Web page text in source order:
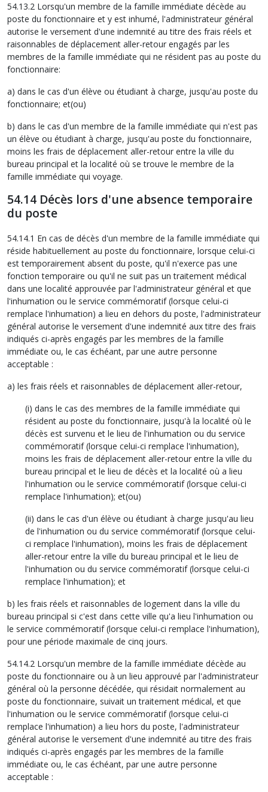
54.13.2 Lorsqu'un membre de la famille immédiate décède au
poste du fonctionnaire et y est inhumé, l'administrateur général
autorise le versement d'une indemnité au titre des frais réels et
raisonnables de déplacement aller-retour engagés par les
membres de la famille immédiate qui ne résident pas au poste du
fonctionnaire:
a) dans le cas d'un élève ou étudiant à charge, jusqu'au poste du
fonctionnaire; et(ou)
b) dans le cas d'un membre de la famille immédiate qui n'est pas
un élève ou étudiant à charge, jusqu'au poste du fonctionnaire,
moins les frais de déplacement aller-retour entre la ville du
bureau principal et la localité où se trouve le membre de la
famille immédiate qui voyage.
54.14 Décès lors d'une absence temporaire
du poste
54.14.1 En cas de décès d'un membre de la famille immédiate qui
réside habituellement au poste du fonctionnaire, lorsque celui-ci
est temporairement absent du poste, qu'il n'exerce pas une
fonction temporaire ou qu'il ne suit pas un traitement médical
dans une localité approuvée par l'administrateur général et que
l'inhumation ou le service commémoratif (lorsque celui-ci
remplace l'inhumation) a lieu en dehors du poste, l'administrateur
général autorise le versement d'une indemnité aux titre des frais
indiqués ci-après engagés par les membres de la famille
immédiate ou, le cas échéant, par une autre personne
acceptable :
a) les frais réels et raisonnables de déplacement aller-retour,
(i) dans le cas des membres de la famille immédiate qui
résident au poste du fonctionnaire, jusqu'à la localité où le
décès est survenu et le lieu de l'inhumation ou du service
commémoratif (lorsque celui-ci remplace l'inhumation),
moins les frais de déplacement aller-retour entre la ville du
bureau principal et le lieu de décès et la localité où a lieu
l'inhumation ou le service commémoratif (lorsque celui-ci
remplace l'inhumation); et(ou)
(ii) dans le cas d'un élève ou étudiant à charge jusqu'au lieu
de l'inhumation ou du service commémoratif (lorsque celui-
ci remplace l'inhumation), moins les frais de déplacement
aller-retour entre la ville du bureau principal et le lieu de
l'inhumation ou du service commémoratif (lorsque celui-ci
remplace l'inhumation); et
b) les frais réels et raisonnables de logement dans la ville du
bureau principal si c'est dans cette ville qu'a lieu l'inhumation ou
le service commémoratif (lorsque celui-ci remplace l'inhumation),
pour une période maximale de cinq jours.
54.14.2 Lorsqu'un membre de la famille immédiate décède au
poste du fonctionnaire ou à un lieu approuvé par l'administrateur
général où la personne décédée, qui résidait normalement au
poste du fonctionnaire, suivait un traitement médical, et que
l'inhumation ou le service commémoratif (lorsque celui-ci
remplace l'inhumation) a lieu hors du poste, l'administrateur
général autorise le versement d'une indemnité au titre des frais
indiqués ci-après engagés par les membres de la famille
immédiate ou, le cas échéant, par une autre personne
acceptable :